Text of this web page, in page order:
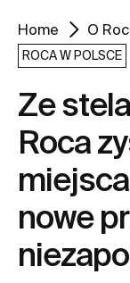
Home O
ROCA W POLSCE
Ze
Roca
miejsca
nowe